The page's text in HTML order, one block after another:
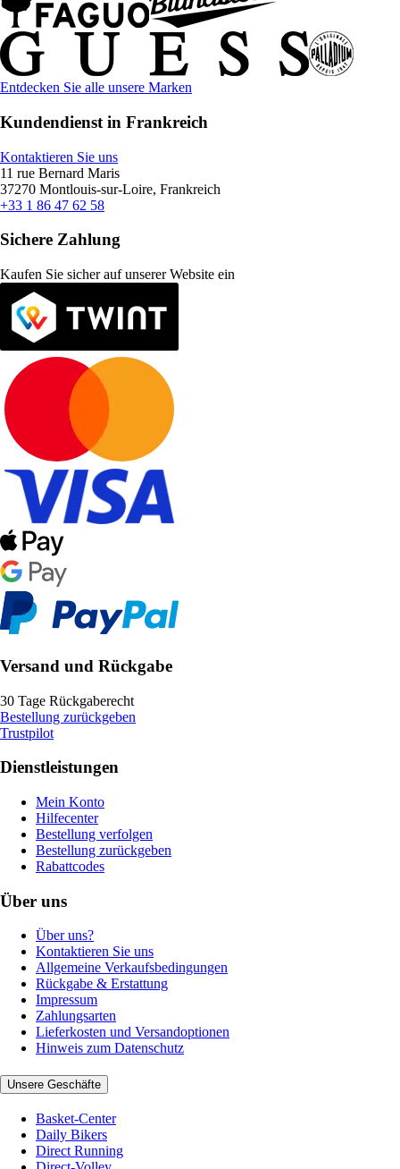
Entdecken Sie alle unsere Marken
Kundendienst in Frankreich
Kontaktieren Sie uns
11 rue Bernard Maris
37270 Montlouis-sur-Loire, Frankreich
+33 1 86 47 62 58
Sichere Zahlung
Kaufen Sie sicher auf unserer Website ein
Versand und Rückgabe
30 Tage Rückgaberecht
Bestellung zurückgeben
Trustpilot
Dienstleistungen
Mein Konto
Hilfecenter
Bestellung verfolgen
Bestellung zurückgeben
Rabattcodes
Über uns
Über uns?
Kontaktieren Sie uns
Allgemeine Verkaufsbedingungen
Rückgabe & Erstattung
Impressum
Zahlungsarten
Lieferkosten und Versandoptionen
Hinweis zum Datenschutz
Unsere Geschäfte
Basket-Center
Daily Bikers
Direct Running